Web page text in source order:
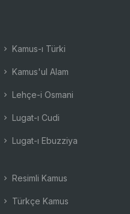
Kamus-ı Türki
Kamus'ul Alam
Lehçe-i Osmani
Lugat-ı Cudi
Lugat-ı Ebuzziya
Resimli Kamus
Türkçe Kamus